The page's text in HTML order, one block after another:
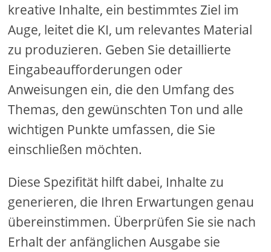
kreative Inhalte, ein bestimmtes Ziel im
Auge, leitet die KI, um relevantes Material
zu produzieren. Geben Sie detaillierte
Eingabeaufforderungen oder
Anweisungen ein, die den Umfang des
Themas, den gewünschten Ton und alle
wichtigen Punkte umfassen, die Sie
einschließen möchten.
Diese Spezifität hilft dabei, Inhalte zu
generieren, die Ihren Erwartungen genau
übereinstimmen. Überprüfen Sie sie nach
Erhalt der anfänglichen Ausgabe sie